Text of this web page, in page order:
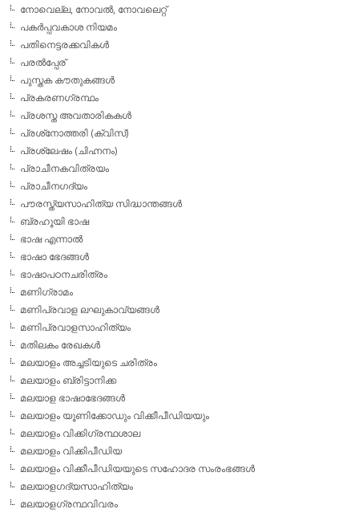
നോവെല്ല, നോവല്‍, നോവലെറ്റ്
പകര്‍പ്പവകാശ നിയമം
പതിനെട്ടരക്കവികള്‍
പരല്‍പ്പേര്
പുസ്തക കൗതുകങ്ങള്‍
പ്രകരണഗ്രന്ഥം
പ്രശസ്ത അവതാരികകള്‍
പ്രശ്‌നോത്തരി (ക്വിസ്)
പ്രശ്ലേഷം (ചിഹ്നനം)
പ്രാചീനകവിത്രയം
പ്രാചീനഗദ്യം
പൗരസ്ത്യസാഹിത്യ സിദ്ധാന്തങ്ങള്‍
ബ്രഹൂയി ഭാഷ
ഭാഷ എന്നാല്‍
ഭാഷാ ഭേദങ്ങള്‍
ഭാഷാപഠനചരിത്രം
മണിഗ്രാമം
മണിപ്രവാള ലഘുകാവ്യങ്ങള്‍
മണിപ്രവാളസാഹിത്യം
മതിലകം രേഖകള്‍
മലയാളം അച്ചടിയുടെ ചരിത്രം
മലയാളം ബ്രിട്ടാനിക്ക
മലയാള ഭാഷാഭേദങ്ങള്‍
മലയാളം യൂണിക്കോഡും വിക്കീപീഡിയയും
മലയാളം വിക്കിഗ്രന്ഥശാല
മലയാളം വിക്കിപീഡിയ
മലയാളം വിക്കീപീഡിയയുടെ സഹോദര സംരംഭങ്ങള്‍
മലയാളഗദ്യസാഹിത്യം
മലയാളഗ്രന്ഥവിവരം